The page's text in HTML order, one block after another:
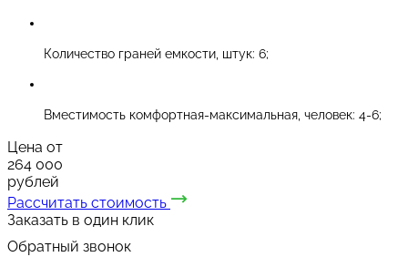
Количество граней емкости, штук: 6;
Вместимость комфортная-максимальная, человек: 4-6;
Цена от
264 000
рублей
Рассчитать стоимость
Заказать в один клик
Обратный звонок